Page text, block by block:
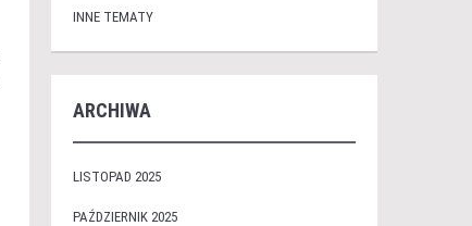
INNE TEMATY
ARCHIWA
LISTOPAD 2025
PAŹDZIERNIK 2025